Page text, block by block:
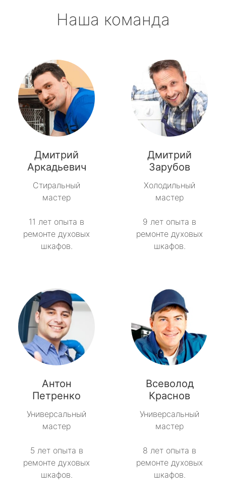
Наша команда
Дмитрий
Аркадьевич
Стиральный
мастер
11 лет опыта в
ремонте духовых
шкафов.
Дмитрий
Зарубов
Холодильный
мастер
9 лет опыта в
ремонте духовых
шкафов.
Антон
Петренко
Универсальный
мастер
5 лет опыта в
ремонте духовых
шкафов.
Всеволод
Краснов
Универсальный
мастер
8 лет опыта в
ремонте духовых
шкафов.